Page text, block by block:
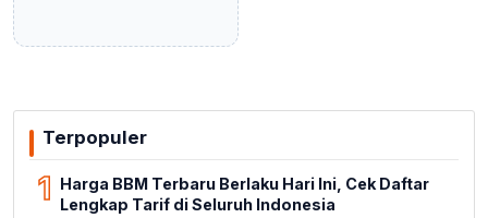
Terpopuler
1 Harga BBM Terbaru Berlaku Hari Ini, Cek Daftar
Lengkap Tarif di Seluruh Indonesia